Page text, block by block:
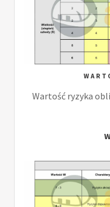
Wartość ryzyka